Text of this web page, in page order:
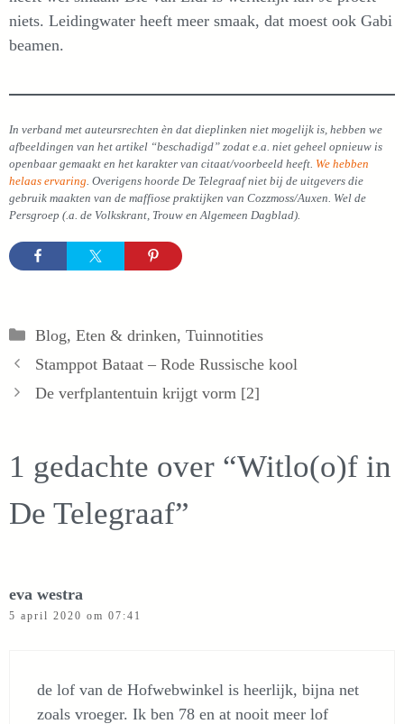
niets. Leidingwater heeft meer smaak, dat moest ook Gabi
beamen.
In verband met auteursrechten èn dat dieplinken niet mogelijk is, hebben we
afbeeldingen van het artikel “beschadigd” zodat e.a. niet geheel opnieuw is
openbaar gemaakt en het karakter van citaat/voorbeeld heeft. We hebben
helaas ervaring. Overigens hoorde De Telegraaf niet bij de uitgevers die
gebruik maakten van de maffiose praktijken van Cozzmoss/Auxen. Wel de
Persgroep (.a. de Volkskrant, Trouw en Algemeen Dagblad).
Categorieën
Blog, Eten & drinken, Tuinnotities
Stamppot Bataat – Rode Russische kool
De verfplantentuin krijgt vorm [2]
1 gedachte over “Witlo(o)f in
De Telegraaf”
eva westra
5 april 2020 om 07:41
de lof van de Hofwebwinkel is heerlijk, bijna net
zoals vroeger. Ik ben 78 en at nooit meer lof